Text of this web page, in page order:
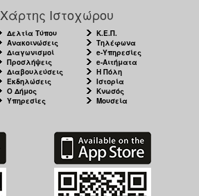
Χάρτης Ιστοχώρου
Δελτία Τύπου
Ανακοινώσεις
Διαγωνισμοί
Προσλήψεις
Διαβουλεύσεις
Εκδηλώσεις
Ο Δήμος
Υπηρεσίες
Κ.Ε.Π.
Τηλέφωνα
e-Υπηρεσίες
e-Αιτήματα
Η Πόλη
Ιστορία
Κνωσός
Μουσεία